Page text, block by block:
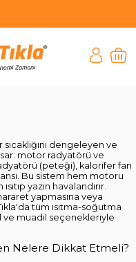
dengeleyen ve
motor radyatörü ve
(peteği), kalorifer fan
Bu sistem hem motoru
yazın havalandırır.
yapmasına veya
tüm ısıtma-soğutma
ve muadil seçenekleriyle
Nelere Dikkat Etmeli?